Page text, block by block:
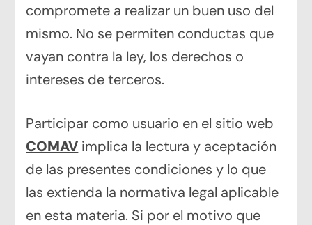
compromete a realizar un buen uso del
mismo. No se permiten conductas que
vayan contra la ley, los derechos o
intereses de terceros.
Participar como usuario en el sitio web
COMAV implica la lectura y aceptación
de las presentes condiciones y lo que
las extienda la normativa legal aplicable
en esta materia. Si por el motivo que